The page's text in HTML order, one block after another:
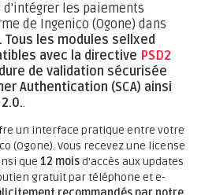
les paiements
de Ingenico (Ogone) dans
Tous les modules sellxed
avec la directive PSD2
de validation sécurisée
Authentication (SCA) ainsi
.
un interface pratique entre votre
(Ogone). Vous recevez une license
que 12 moisd'accès aux updates
gratuit par téléphone et e-